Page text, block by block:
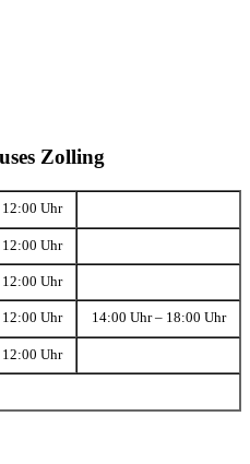
Zolling
Uhr
Uhr
Uhr
Uhr 14:00 Uhr – 18:00 Uhr
Uhr